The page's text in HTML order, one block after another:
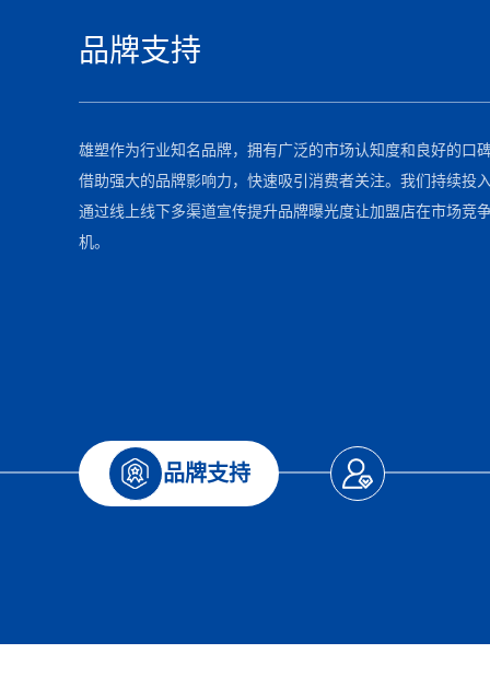
品牌支持
雄塑作为行业知名品牌，拥有广泛的市场认知度和良好的口
借助强大的品牌影响力，快速吸引消费者关注。我们持续投
通过线上线下多渠道宣传提升品牌曝光度让加盟店在市场竞
机。
品牌支持